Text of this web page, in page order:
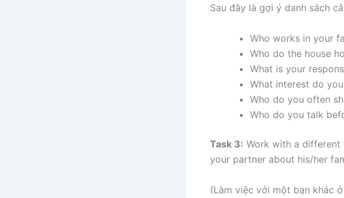
Sau đây là gợi ý danh sách
Who works in your
Who do the house
What is your
What interest do
Who do you often
Who do you talk
Task 3: Work with a different
your partner about his/her
(Làm việc với một bạn khác